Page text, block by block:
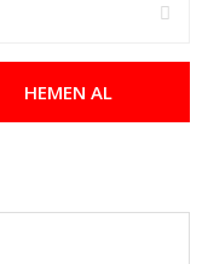
HEMEN AL